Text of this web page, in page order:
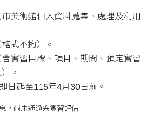
市美術館個人資料蒐集、處理及利用
式不拘）。
含實習目標、項目、期間、預定實習
。
日起至115年4月30日前。
，尚未通過系實習評估